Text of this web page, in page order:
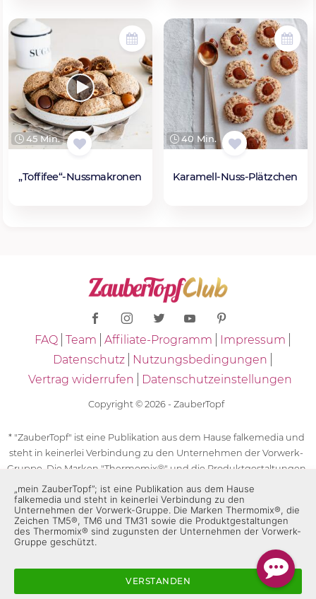
45 Min.
„Toffifee“-Nussmakronen
40 Min.
Karamell-Nuss-Plätzchen
FAQ Team Affiliate-Programm
Impressum
Datenschutz
Nutzungsbedingungen
Vertrag widerrufen
Datenschutzeinstellungen
Copyright © 2026 - ZauberTopf
* "ZauberTopf" ist eine Publikation aus dem Hause falkemedia und
steht in keinerlei Verbindung zu den Unternehmen der Vorwerk-
Gruppe. Die Marken "Thermomix®" und die Produktgestaltungen
des "Thermomix®" sind eingetragene Marken der Unternehmen
der Vorwerk-Gruppe. Die Marken Thermomix®, die Zeichen TM5®,
TM6 und TM31 sowie die Produktgestaltungen des Thermomix®
sind zugunsten der Unternehmen der Vorwerk-Gruppe
geschützt. Für die Rezeptangaben in "ZauberTopf" ist
„mein ZauberTopf”; ist eine Publikation aus dem Hause
falkemedia und steht in keinerlei Verbindung zu den
Unternehmen der Vorwerk-Gruppe. Die Marken Thermomix®, die
Zeichen TM5®, TM6 und TM31 sowie die Produktgestaltungen
des Thermomix® sind zugunsten der Unternehmen der Vorwerk-
Gruppe geschützt.
VERSTANDEN